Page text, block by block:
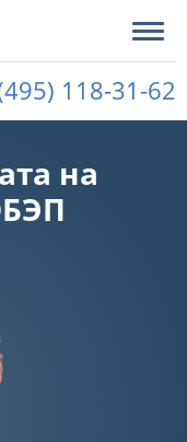
118-31-62
на